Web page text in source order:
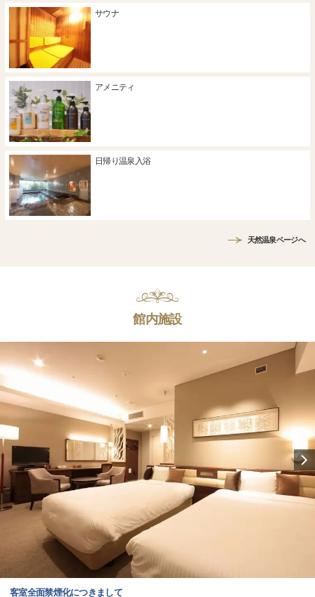
サウナ
アメニティ
日帰り温泉入浴
天然温泉ページへ
館内施設
客室全面禁煙化につきまして